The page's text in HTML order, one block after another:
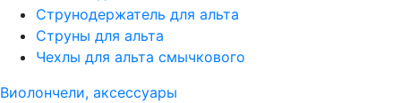
Струнодержатель для альта
Струны для альта
Чехлы для альта смычкового
Виолончели, аксессуары